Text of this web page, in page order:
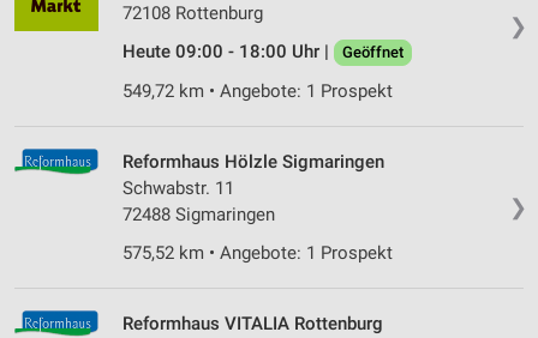
❯
72108 Rottenburg
Heute 09:00 - 18:00 Uhr |
Geöffnet
549,72 km • Angebote: 1 Prospekt
❯
Reformhaus Hölzle Sigmaringen
Schwabstr. 11
72488 Sigmaringen
575,52 km • Angebote: 1 Prospekt
Reformhaus VITALIA Rottenburg
Wir nutzen Ihre Daten für folgende Zwecke:
IAB-Verarbeitungszwecke:
Speichern von oder Zugriff auf Informationen
auf einem Endgerät
Verwendung reduzierter Daten zur Auswahl von
Werbeanzeigen
Erstellung von Profilen für personalisierte
personalisierter Werbung